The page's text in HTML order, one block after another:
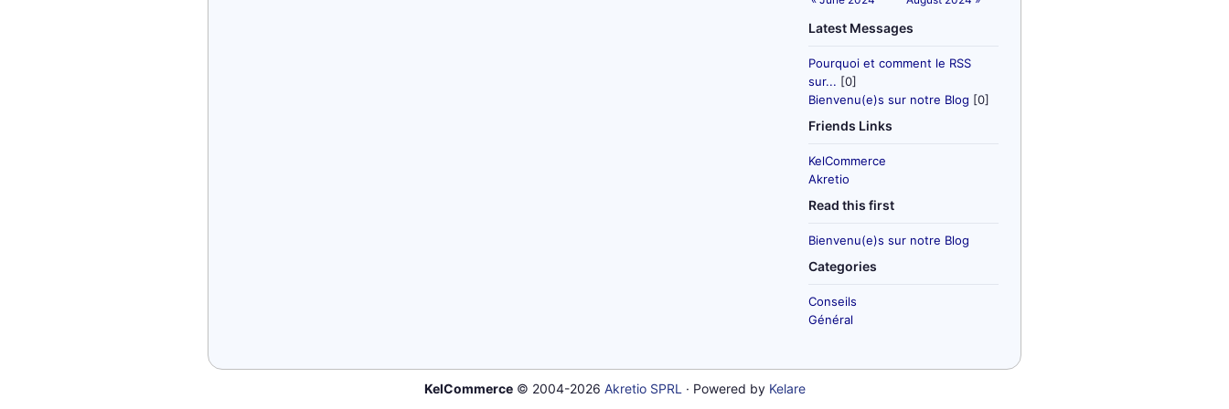
Latest Messages
Pourquoi et comment le RSS
sur... [0]
Bienvenu(e)s sur notre Blog [0]
Friends Links
KelCommerce
Akretio
Read this first
Bienvenu(e)s sur notre Blog
Categories
Conseils
Général
KelCommerce© 2004-2026 Akretio SPRL · Powered by Kelare